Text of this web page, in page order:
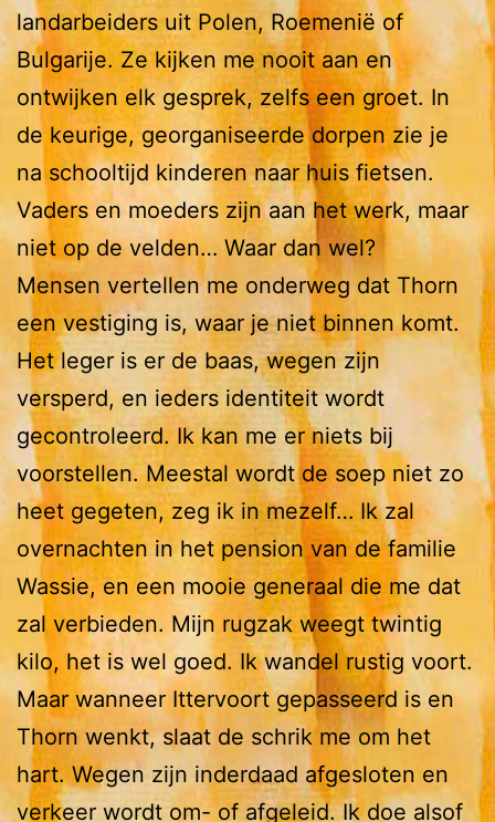
landarbeiders uit Polen, Roemenië of
Bulgarije. Ze kijken me nooit aan en
ontwijken elk gesprek, zelfs een groet. In
de keurige, georganiseerde dorpen zie je
na schooltijd kinderen naar huis fietsen.
Vaders en moeders zijn aan het werk, maar
niet op de velden… Waar dan wel?
Mensen vertellen me onderweg dat Thorn
een vestiging is, waar je niet binnen komt.
Het leger is er de baas, wegen zijn
versperd, en ieders identiteit wordt
gecontroleerd. Ik kan me er niets bij
voorstellen. Meestal wordt de soep niet zo
heet gegeten, zeg ik in mezelf… Ik zal
overnachten in het pension van de familie
Wassie, en een mooie generaal die me dat
zal verbieden. Mijn rugzak weegt twintig
kilo, het is wel goed. Ik wandel rustig voort.
Maar wanneer Ittervoort gepasseerd is en
Thorn wenkt, slaat de schrik me om het
hart. Wegen zijn inderdaad afgesloten en
verkeer wordt om- of afgeleid. Ik doe alsof